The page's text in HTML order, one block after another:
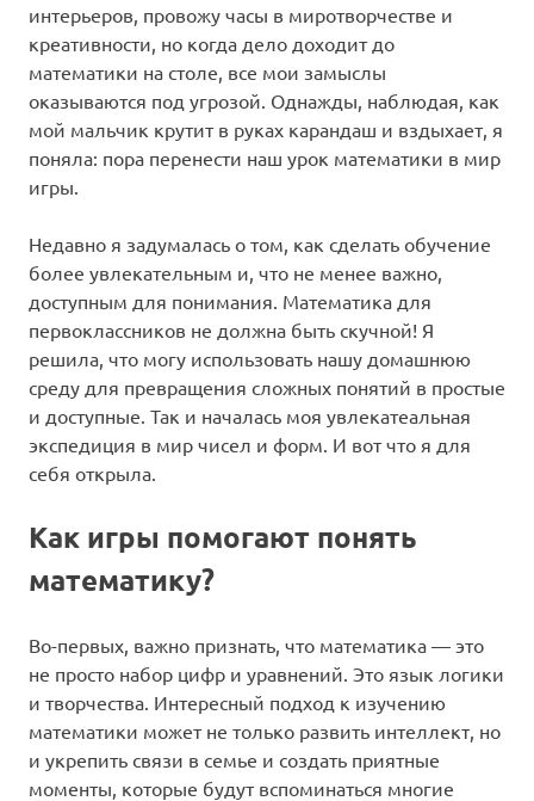
интерьеров, провожу часы в миротворчестве и
креативности, но когда дело доходит до
математики на столе, все мои замыслы
оказываются под угрозой. Однажды, наблюдая, как
мой мальчик крутит в руках карандаш и вздыхает, я
поняла: пора перенести наш урок математики в мир
игры.
Недавно я задумалась о том, как сделать обучение
более увлекательным и, что не менее важно,
доступным для понимания. Математика для
первоклассников не должна быть скучной! Я
решила, что могу использовать нашу домашнюю
среду для превращения сложных понятий в простые
и доступные. Так и началась моя увлекатеальная
экспедиция в мир чисел и форм. И вот что я для
себя открыла.
Как игры помогают понять
математику?
Во-первых, важно признать, что математика — это
не просто набор цифр и уравнений. Это язык логики
и творчества. Интересный подход к изучению
математики может не только развить интеллект, но
и укрепить связи в семье и создать приятные
моменты, которые будут вспоминаться многие